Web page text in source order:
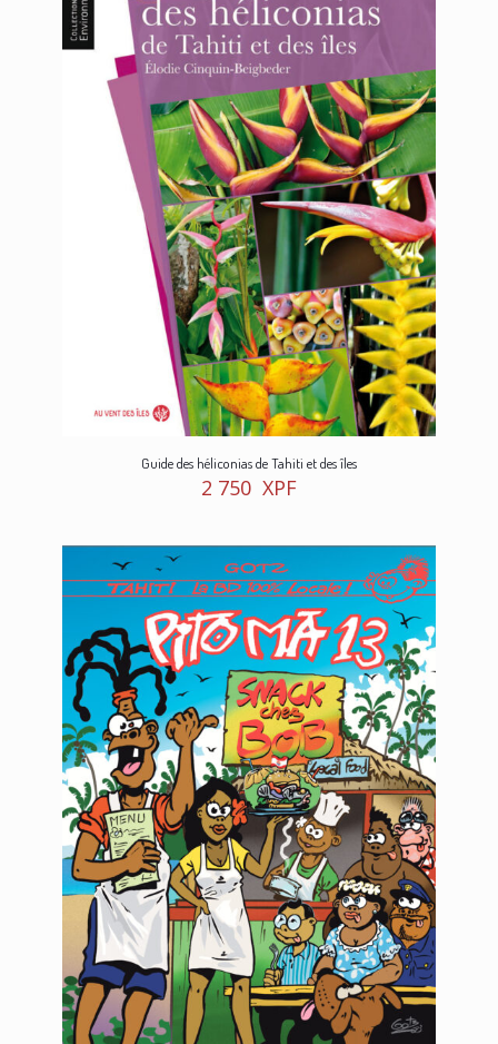
Guide des héliconias de Tahiti et des îles
2 750 XPF